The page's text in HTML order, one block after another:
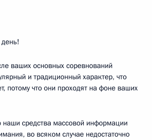
ваших основных соревнований
и традиционный характер, что
потому что они проходят на фоне ваших
наши средства массовой информации
во всяком случае недостаточно